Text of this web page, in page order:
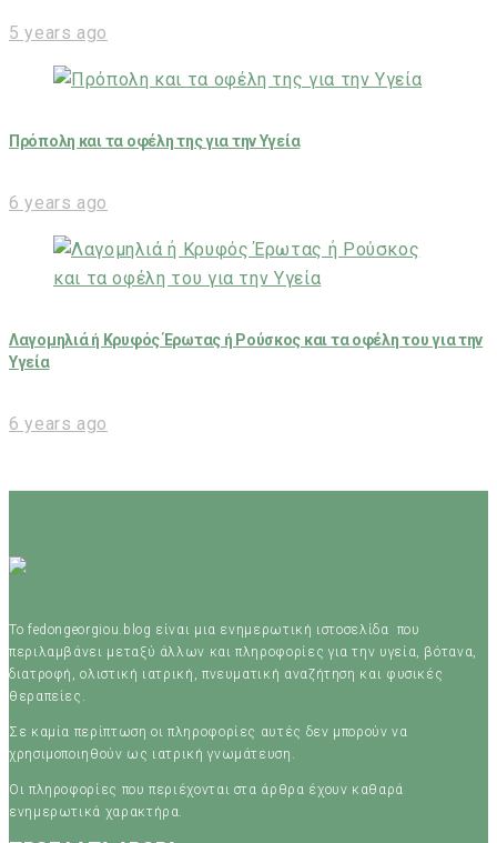
5 years ago
Πρόπολη και τα οφέλη της για την Υγεία
6 years ago
Λαγομηλιά ή Κρυφός Έρωτας ή Ρούσκος και τα οφέλη του για την
Υγεία
6 years ago
Το fedongeorgiou.blog είναι μια ενημερωτική ιστοσελίδα που
περιλαμβάνει μεταξύ άλλων και πληροφορίες για την υγεία, βότανα,
διατροφή, ολιστική ιατρική, πνευματική αναζήτηση και φυσικές
θεραπείες.
Σε καμία περίπτωση οι πληροφορίες αυτές δεν μπορούν να
χρησιμοποιηθούν ως ιατρική γνωμάτευση.
Οι πληροφορίες που περιέχονται στα άρθρα έχουν καθαρά
ενημερωτικά χαρακτήρα.